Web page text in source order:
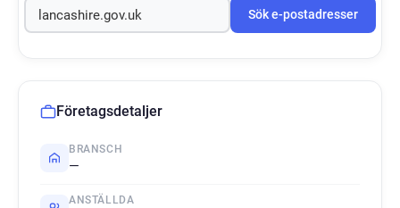
Sök e-postadresser
Företagsdetaljer
BRANSCH
—
ANSTÄLLDA